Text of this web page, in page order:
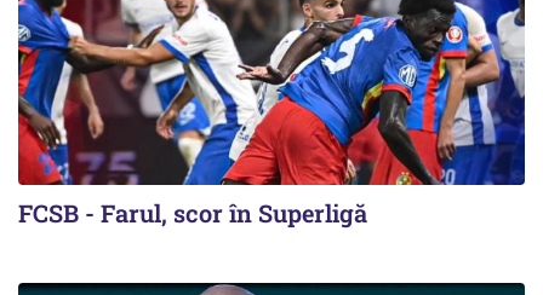
FCSB - Farul, scor în Superligă